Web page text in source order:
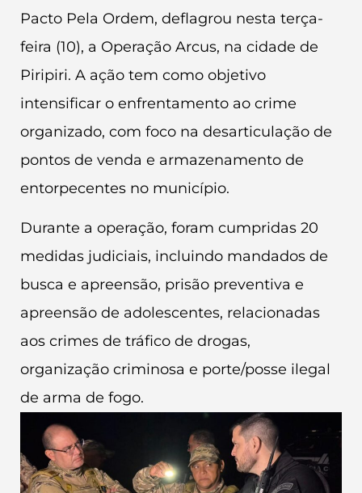
Pacto Pela Ordem, deflagrou nesta terça-
feira (10), a Operação Arcus, na cidade de
Piripiri. A ação tem como objetivo
intensificar o enfrentamento ao crime
organizado, com foco na desarticulação de
pontos de venda e armazenamento de
entorpecentes no município.
Durante a operação, foram cumpridas 20
medidas judiciais, incluindo mandados de
busca e apreensão, prisão preventiva e
apreensão de adolescentes, relacionadas
aos crimes de tráfico de drogas,
organização criminosa e porte/posse ilegal
de arma de fogo.